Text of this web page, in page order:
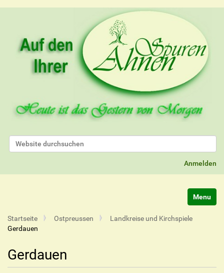
Website durchsuchen
Anmelden
Startseite Ostpreussen
Landkreise und Kirchspiele
Gerdauen
Gerdauen